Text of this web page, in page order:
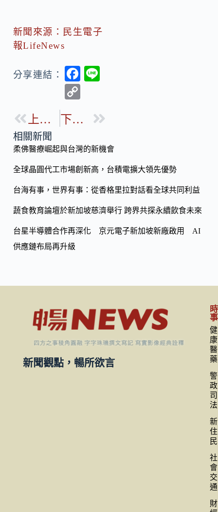
新聞來源：民生電子
報LifeNews
分享連結：
F
b
o
k
p
Li
n
k
上一篇 下一篇
相關新聞
柔佛醫療崛起與台灣的新機會
全球晶圓代工市場創新高，台積電擴大領先優勢
台海有事，世界有事：從香格里拉對話看全球共同利益
蔬食教育論壇於新加坡慈濟舉行 跨界共探永續飲食未來
台星半導體合作再深化 京元電子新加坡新廠啟用 AI
供應鏈布局再升級
新聞觀點，暢所欲言
時
事
健
康
醫
藥
警
政
司
法
新
住
民
社
會
交
通
財